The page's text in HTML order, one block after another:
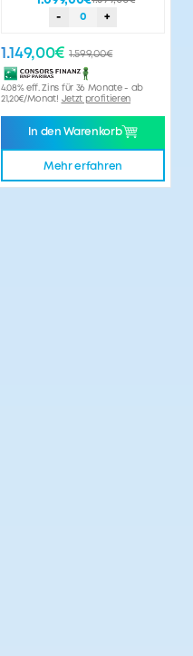
-
0 +
1.149,00€ 1.599,00€
4.08% eff. Zins für 36 Monate - ab
21,20€/Monat! Jetzt profitieren
In den Warenkorb
Mehr erfahren